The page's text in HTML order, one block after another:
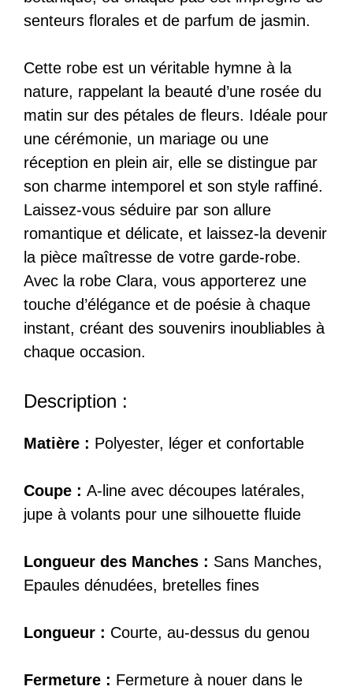
senteurs florales et de parfum de jasmin.
Cette robe est un véritable hymne à la
nature, rappelant la beauté d’une rosée du
matin sur des pétales de fleurs. Idéale pour
une cérémonie, un mariage ou une
réception en plein air, elle se distingue par
son charme intemporel et son style raffiné.
Laissez-vous séduire par son allure
romantique et délicate, et laissez-la devenir
la pièce maîtresse de votre garde-robe.
Avec la robe Clara, vous apporterez une
touche d’élégance et de poésie à chaque
instant, créant des souvenirs inoubliables à
chaque occasion.
Description :
Matière : Polyester, léger et confortable
Coupe : A-line avec découpes latérales,
jupe à volants pour une silhouette fluide
Longueur des Manches : Sans Manches,
Epaules dénudées, bretelles fines
Longueur : Courte, au-dessus du genou
Fermeture : Fermeture à nouer dans le